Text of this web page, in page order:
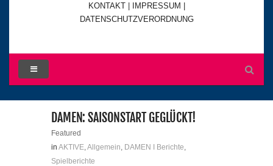
KONTAKT | IMPRESSUM |
DATENSCHUTZVERORDNUNG
DAMEN: SAISONSTART GEGLÜCKT!
Featured
in AKTIVE Allgemein DAMEN I Berichte
Spielberichte